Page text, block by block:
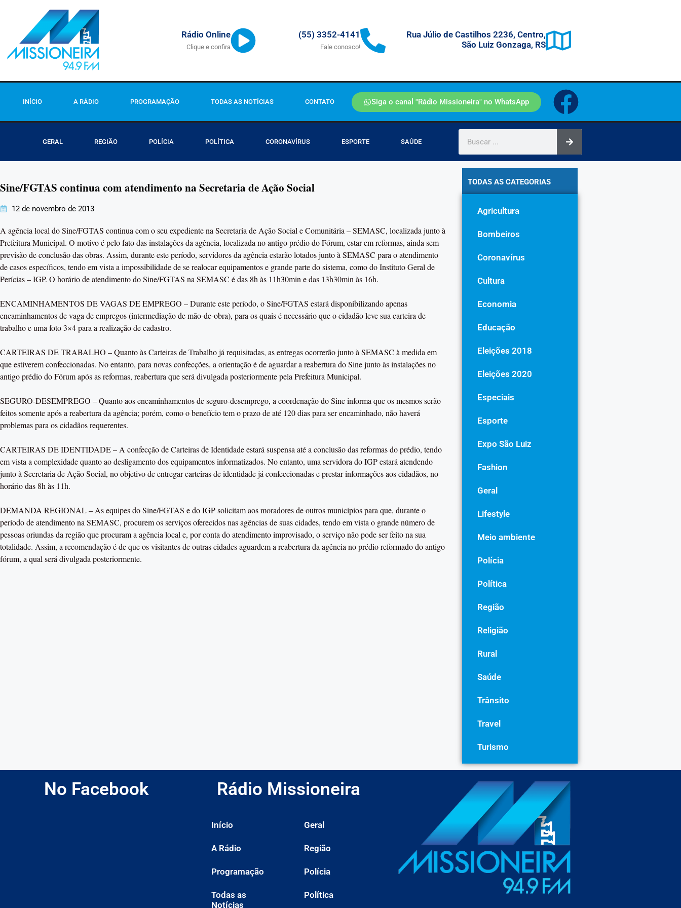
Rádio Online
Clique e confira
(55) 3352-4141
Fale conosco!
Rua Júlio de Castilhos 2236, Centro,
São Luiz Gonzaga, RS
INÍCIO A RÁDIO PROGRAMAÇÃO TODAS AS NOTÍCIAS CONTATO Siga o canal "Rádio Missioneira" no WhatsApp
GERAL REGIÃO POLÍCIA POLÍTICA CORONAVÍRUS ESPORTE SAÚDE
Sine/FGTAS continua com atendimento na Secretaria de Ação Social
12 de novembro de 2013
A agência local do Sine/FGTAS continua com o seu expediente na Secretaria de Ação Social e Comunitária – SEMASC, localizada junto à
Prefeitura Municipal. O motivo é pelo fato das instalações da agência, localizada no antigo prédio do Fórum, estar em reformas, ainda sem
previsão de conclusão das obras. Assim, durante este período, servidores da agência estarão lotados junto à SEMASC para o atendimento
de casos específicos, tendo em vista a impossibilidade de se realocar equipamentos e grande parte do sistema, como do Instituto Geral de
Perícias – IGP. O horário de atendimento do Sine/FGTAS na SEMASC é das 8h às 11h30min e das 13h30min às 16h.
ENCAMINHAMENTOS DE VAGAS DE EMPREGO – Durante este período, o Sine/FGTAS estará disponibilizando apenas
encaminhamentos de vaga de empregos (intermediação de mão-de-obra), para os quais é necessário que o cidadão leve sua carteira de
trabalho e uma foto 3×4 para a realização de cadastro.
CARTEIRAS DE TRABALHO – Quanto às Carteiras de Trabalho já requisitadas, as entregas ocorrerão junto à SEMASC à medida em
que estiverem confeccionadas. No entanto, para novas confecções, a orientação é de aguardar a reabertura do Sine junto às instalações no
antigo prédio do Fórum após as reformas, reabertura que será divulgada posteriormente pela Prefeitura Municipal.
SEGURO-DESEMPREGO – Quanto aos encaminhamentos de seguro-desemprego, a coordenação do Sine informa que os mesmos serão
feitos somente após a reabertura da agência; porém, como o benefício tem o prazo de até 120 dias para ser encaminhado, não haverá
problemas para os cidadãos requerentes.
CARTEIRAS DE IDENTIDADE – A confecção de Carteiras de Identidade estará suspensa até a conclusão das reformas do prédio, tendo
em vista a complexidade quanto ao desligamento dos equipamentos informatizados. No entanto, uma servidora do IGP estará atendendo
junto à Secretaria de Ação Social, no objetivo de entregar carteiras de identidade já confeccionadas e prestar informações aos cidadãos, no
horário das 8h às 11h.
DEMANDA REGIONAL – As equipes do Sine/FGTAS e do IGP solicitam aos moradores de outros municípios para que, durante o
período de atendimento na SEMASC, procurem os serviços oferecidos nas agências de suas cidades, tendo em vista o grande número de
pessoas oriundas da região que procuram a agência local e, por conta do atendimento improvisado, o serviço não pode ser feito na sua
totalidade. Assim, a recomendação é de que os visitantes de outras cidades aguardem a reabertura da agência no prédio reformado do antigo
fórum, a qual será divulgada posteriormente.
TODAS AS CATEGORIAS
Agricultura
Bombeiros
Coronavírus
Cultura
Economia
Educação
Eleições 2018
Eleições 2020
Especiais
Esporte
Expo São Luiz
Fashion
Geral
Lifestyle
Meio ambiente
Polícia
Política
Região
Religião
Rural
Saúde
Trânsito
Travel
Turismo
No Facebook Rádio Missioneira
Início
A Rádio
Programação
Todas as
Notícias
Geral
Região
Polícia
Política